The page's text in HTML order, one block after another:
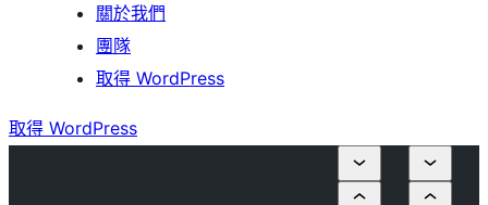
關於我們
團隊
取得 WordPress
取得 WordPress